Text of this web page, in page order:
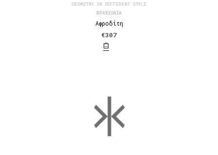
GEOMETRY IN DIFFERENT STYLE
ΒΡΑΧΙΌΛΙΑ
Αφροδίτη
€307